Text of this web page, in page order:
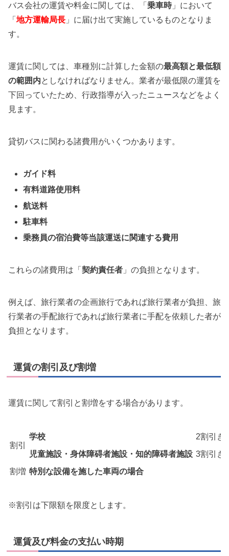
バス会社の運賃や料金に関しては、「 乗車時」において
「 地方運輸局長 」に届け出て実施しているものとなりま
す。
運賃に関しては、車種別に計算した金額の最高額と最低額
の範囲内としなければなりません。業者が最低限の運賃を
下回っていたため、行政指導が入ったニュースなどをよく
見ます。
貸切バスに関わる諸費用がいくつかあります。
ガイド料
有料道路使用料
航送料
駐車料
乗務員の宿泊費等当該運送に関連する費用
これらの諸費用は「 契約責任者 」の負担となります。
例えば、旅行業者の企画旅行であれば旅行業者が負担、旅
行業者の手配旅行であれば旅行業者に手配を依頼した者が
負担となります。
運賃の割引及び割増
運賃に関して割引と割増をする場合があります。
割引
学校
2割引き
児童施設・身体障碍者施設・知的障碍者施設 3割引き
割増 特別な設備を施した車両の場合
※割引は下限額を限度とします。
運賃及び料金の支払い時期